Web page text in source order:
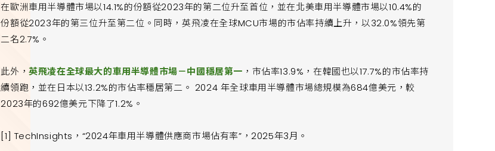
在歐洲車用半導體市場以14.1%的份額從2023年的第二位升至首位，並在北美車用半導體市場以10.4%的
份額從2023年的第三位升至第二位。同時，英飛凌在全球MCU市場的市佔率持續上升，以32.0%領先第
二名2.7%。
此外，英飛凌在全球最大的車用半導體市場－中國穩居第一 ，市佔率13.9%，在韓國也以17.7%的市佔率持
續領跑，並在日本以13.2%的市佔率穩居第二。 2024 年全球車用半導體市場總規模為684億美元，較
2023年的692億美元下降了1.2%。
[1] TechInsights，“2024年車用半導體供應商市場佔有率”，2025年3月。